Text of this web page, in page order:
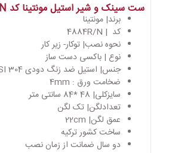
ست سینک و شیر استیل مونتینا کد 4884R/N
برند| مونتینا
کد | 4884R/N
نحوه نصب| توکار- زیر کار
نوع | باکسی دست ساز
جنس| استیل ضد زنگ دودی AISI 304
ضخامت ورق : 4mm
سایزکلی| 48 *84 سانتی متر
تعدادلگن| تک لگن
عمق لگن| 22cm
ساخت کشور ترکیه
دو سال ضمانت از زمان نصب